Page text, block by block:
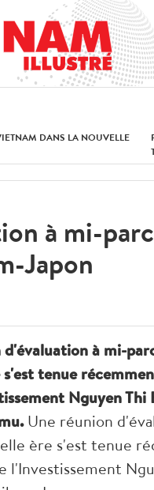
DANS LA NOUVELLE
à mi-
Japon
d'évaluation à mi-
tenue
Nguyen
Une réunion
ère s'est tenue
l'Investissement